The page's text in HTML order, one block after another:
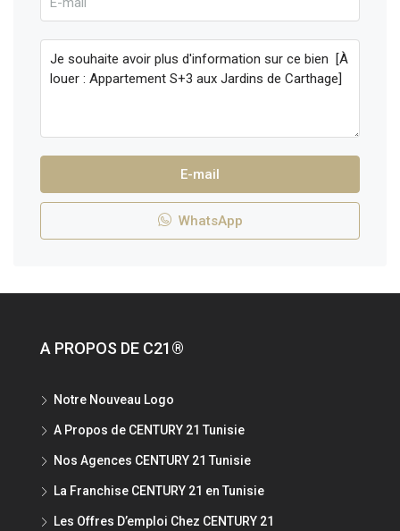
E-mail
WhatsApp
A PROPOS DE C21®
Notre Nouveau Logo
A Propos de CENTURY 21 Tunisie
Nos Agences CENTURY 21 Tunisie
La Franchise CENTURY 21 en Tunisie
Les Offres D’emploi Chez CENTURY 21